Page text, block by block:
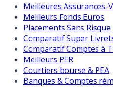
Meilleures Assurances-
Meilleurs Fonds Euros
Placements Sans Risque
Comparatif Super
Comparatif Comptes à
Meilleurs PER
Courtiers bourse & PEA
Banques & Comptes